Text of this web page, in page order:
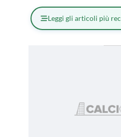
Leggi gli articoli più